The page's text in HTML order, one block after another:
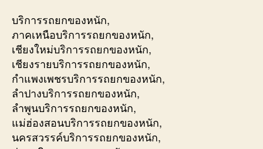
บริการรถยกของหนัก,
ภาคเหนือบริการรถยกของหนัก,
เชียงใหม่บริการรถยกของหนัก,
เชียงรายบริการรถยกของหนัก,
กำแพงเพชรบริการรถยกของหนัก,
ลำปางบริการรถยกของหนัก,
ลำพูนบริการรถยกของหนัก,
แม่ฮ่องสอนบริการรถยกของหนัก,
นครสวรรค์บริการรถยกของหนัก,